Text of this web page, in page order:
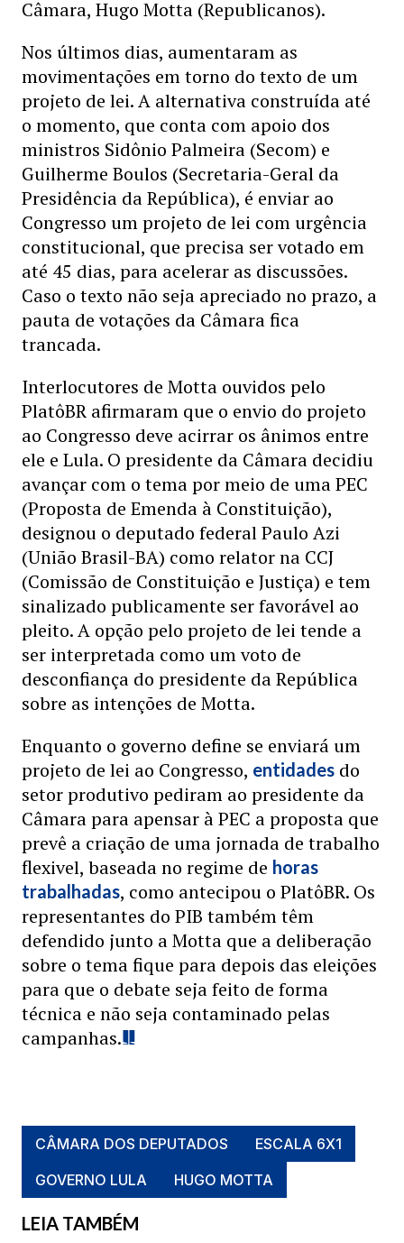
Câmara, Hugo Motta (Republicanos).
Nos últimos dias, aumentaram as
movimentações em torno do texto de um
projeto de lei. A alternativa construída até
o momento, que conta com apoio dos
ministros Sidônio Palmeira (Secom) e
Guilherme Boulos (Secretaria-Geral da
Presidência da República), é enviar ao
Congresso um projeto de lei com urgência
constitucional, que precisa ser votado em
até 45 dias, para acelerar as discussões.
Caso o texto não seja apreciado no prazo, a
pauta de votações da Câmara fica
trancada.
Interlocutores de Motta ouvidos pelo
PlatôBR afirmaram que o envio do projeto
ao Congresso deve acirrar os ânimos entre
ele e Lula. O presidente da Câmara decidiu
avançar com o tema por meio de uma PEC
(Proposta de Emenda à Constituição),
designou o deputado federal Paulo Azi
(União Brasil-BA) como relator na CCJ
(Comissão de Constituição e Justiça) e tem
sinalizado publicamente ser favorável ao
pleito. A opção pelo projeto de lei tende a
ser interpretada como um voto de
desconfiança do presidente da República
sobre as intenções de Motta.
Enquanto o governo define se enviará um
projeto de lei ao Congresso, entidades do
setor produtivo pediram ao presidente da
Câmara para apensar à PEC a proposta que
prevê a criação de uma jornada de trabalho
flexivel, baseada no regime de horas
trabalhadas, como antecipou o PlatôBR. Os
representantes do PIB também têm
defendido junto a Motta que a deliberação
sobre o tema fique para depois das eleições
para que o debate seja feito de forma
técnica e não seja contaminado pelas
campanhas.
CÂMARA DOS DEPUTADOS
ESCALA 6X1
GOVERNO LULA
HUGO MOTTA
LEIA TAMBÉM